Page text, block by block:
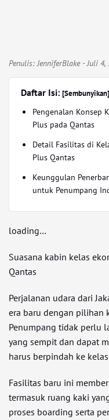
Penulis:JenniferBlake- Juli 4,
Daftar Isi: [Sembunyikan]
Pengenalan Konsep
Plus pada Qantas
Detail Fasilitas di
Plus Qantas
Keunggulan
untuk Penumpang
loading…
Suasana kabin kelas
Qantas
Perjalanan udara dari
era baru dengan pilihan
Penumpang tidak perlu
yang sempit dan dapat
harus berpindah ke
Fasilitas baru ini
termasuk ruang kaki
proses boarding serta